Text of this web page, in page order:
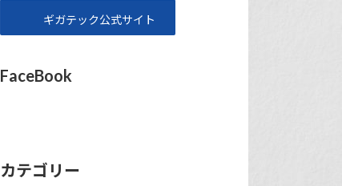
ギガテック公式サイト
FaceBook
カテゴリー